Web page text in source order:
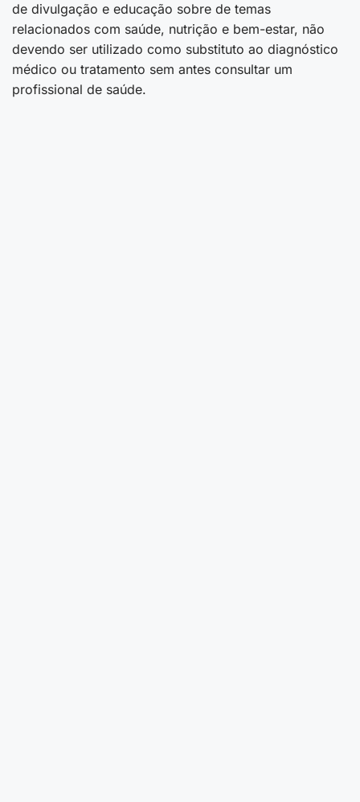
de divulgação e educação sobre de temas
relacionados com saúde, nutrição e bem-estar, não
devendo ser utilizado como substituto ao diagnóstico
médico ou tratamento sem antes consultar um
profissional de saúde.